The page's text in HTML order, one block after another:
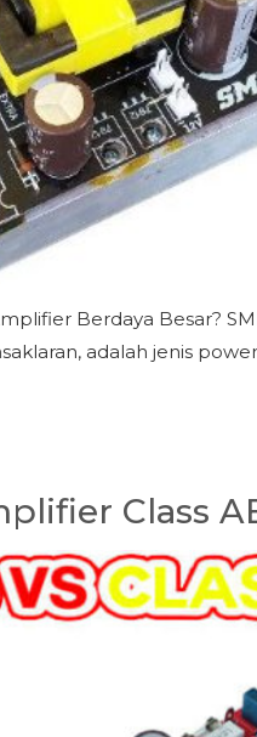
Berdaya Besar?
adalah jenis
Class